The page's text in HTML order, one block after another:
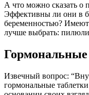
А что можно сказать о
Эффективны ли они в
беременностью?
лучше выбрать:
Извечный вопрос:
гормональные